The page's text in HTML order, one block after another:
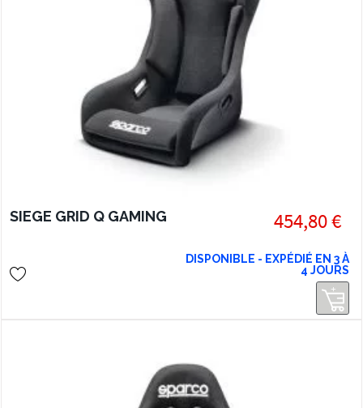
SIEGE GRID Q GAMING 454,80 €
DISPONIBLE - EXPÉDIÉ EN 3 À
4 JOURS